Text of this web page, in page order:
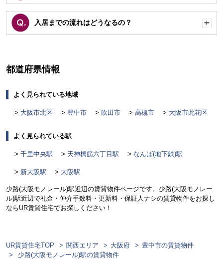
く
入居までの流れはどうなるの？
く
都道府県情報
よく見られている地域
大阪市北区 豊中市 吹田市 高槻市 大阪市此花区
よく見られている駅
千里中央駅 天神橋筋六丁目駅 なんば(地下鉄)駅
新大阪駅 大阪駅
少路(大阪モノレール)駅近辺の賃貸物件ページです。少路(大阪モノレー
ル)駅近辺で礼金・仲介手数料・更新料・保証人ナシの賃貸物件をお探し
ならUR賃貸住宅でお探しください！
UR賃貸住宅TOP 関西エリア 大阪府
豊中市の賃貸物件
少路(大阪モノレール)駅の賃貸物件